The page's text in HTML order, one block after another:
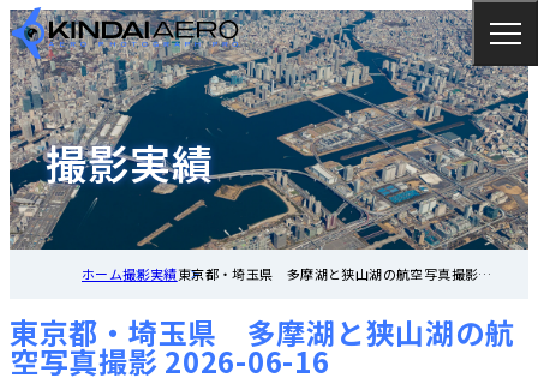
撮影実績
ホーム撮影実績東京都・埼玉県 多摩湖と狭山湖の航空写真撮影
2026-06-16
東京都・埼玉県 多摩湖と狭山湖の航
空写真撮影 2026-06-16